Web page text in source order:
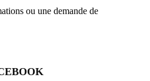
ou une demande de